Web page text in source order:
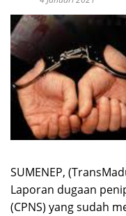
SUMENEP,
Laporan dugaan
(CPNS) yang sudah